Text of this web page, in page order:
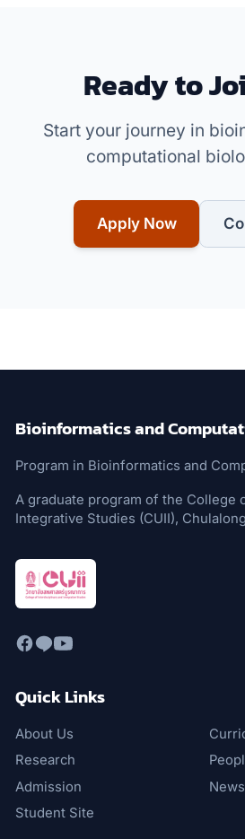
Ready to
Start your journey in
computational
Apply Now
Bioinformatics and
Program in Bioinformatics and
A graduate program of the College
Integrative Studies (CUII),
Quick Links
About Us
Research
Admission
News
Student Site